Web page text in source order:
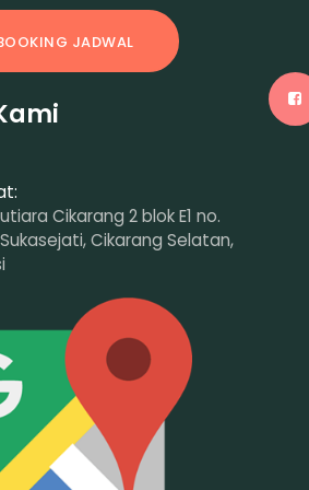
JADWAL
Cikarang 2 blok E1 no.
Sukasejati, Cikarang Selatan,